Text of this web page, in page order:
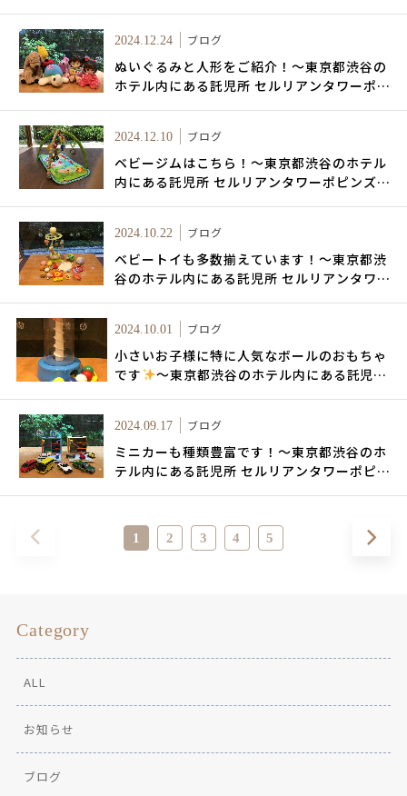
2024.12.24 ブログ
ぬいぐるみと人形をご紹介！～東京都渋谷の
ホテル内にある託児所 セルリアンタワーポピ
2024.12.10 ブログ
ベビージムはこちら！～東京都渋谷のホテル
内にある託児所 セルリアンタワーポピンズキ
2024.10.22 ブログ
ベビートイも多数揃えています！～東京都渋
谷のホテル内にある託児所 セルリアンタワー
2024.10.01 ブログ
小さいお子様に特に人気なボールのおもちゃ
です
～東京都渋谷のホテル内にある託児所
2024.09.17 ブログ
ミニカーも種類豊富です！～東京都渋谷のホ
テル内にある託児所 セルリアンタワーポピン
1 2 3 4 5
Category
ALL
お知らせ
ブログ